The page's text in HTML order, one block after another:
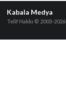
Kabala Medya
Telif Hakkı © 2003-2026